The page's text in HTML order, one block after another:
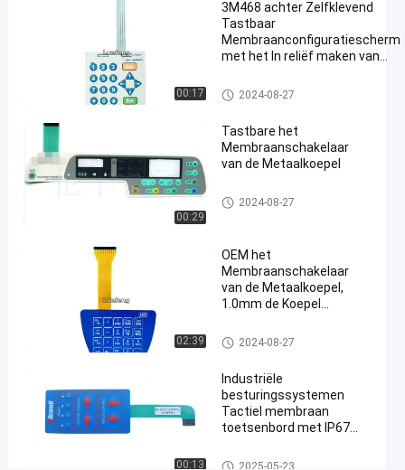
Het
Membraanschakelaar
van de metaalkoepel
2025-
03-12
26
3M468 het
Membraanschakelaar
in reliëf gemaakte
de
van het
knopenmembraan
#
00:17
3M468 achter Zelfklevend
Tastbaar
Membraanconfiguratiescherm
met het In reliëf maken van
Het Membraanschakelaar van de me
taalkoepel
2024-08-27
00:29
Tastbare het
Membraanschakelaar
van de Metaalkoepel
Het Membraanschakelaar van
de metaalkoepel
2024-08-27
02:39
OEM het
Membraanschakelaar
van de Metaalkoepel,
1.0mm de Koepel
het Hoogtemetaal
Het Membraanschakelaar van
de metaalkoepel
2024-08-27
00:13
Industriële
besturingssystemen
Tactiel membraan
toetsenbord met IP67
polyester ontwerp
Het Membraanschakelaar van
2025-05-23